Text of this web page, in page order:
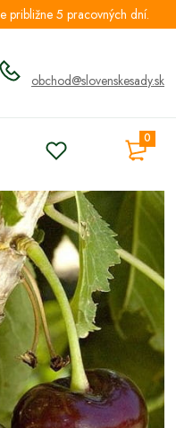
približne 5 pracovných dní.
obchod@slovenskesady.sk
0